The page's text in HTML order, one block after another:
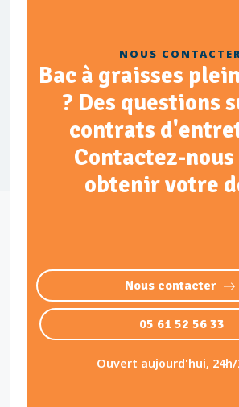
NOUS
Bac à graisses
? Des questions
contrats
Contactez-
obtenir votre
Nous contacter
05 61 52 56 33
Ouvert aujourd'hui,